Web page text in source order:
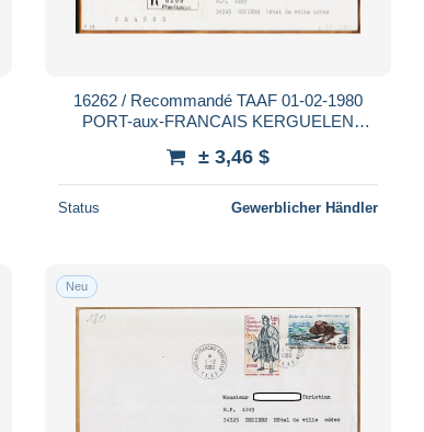
16262 / Recommandé TAAF 01-02-1980
PORT-aux-FRANCAIS KERGUELEN
2xN° 80
± 3,46 $
Status Gewerblicher Händler
Neu